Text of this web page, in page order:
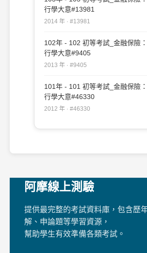
行學大意#13981
2014 年 · #13981
102年 - 102 初等考試_金融保險
行學大意#9405
2013 年 · #9405
101年 - 101 初等考試_金融保險
行學大意#46330
2012 年 · #46330
阿摩線上測驗
提供最完整的考試資料庫，包含歷
解、申論題等學習資源，
幫助學生有效準備各類考試。